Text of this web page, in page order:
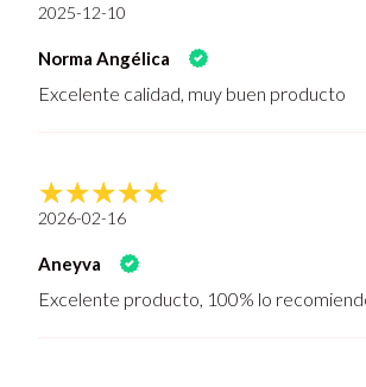
2025-12-10
Norma Angélica
Excelente calidad, muy buen producto
2026-02-16
Aneyva
Excelente producto, 100% lo